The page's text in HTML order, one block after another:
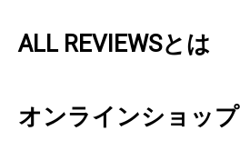
ALL REVIEWSとは
オンラインショップ